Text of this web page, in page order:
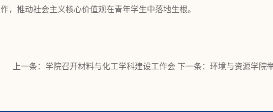
作，推动社会主义核心价值观在青年学生中落地生根。
上一条： 学院召开材料与化工学科建设工作会 下一条： 环境与资源学院